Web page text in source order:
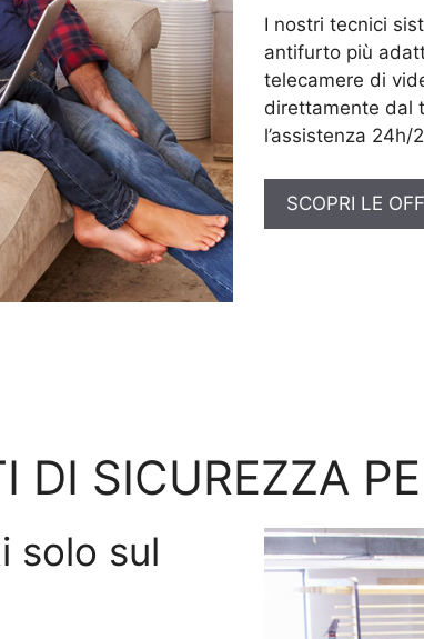
I nostri tecnici
antifurto più
telecamere di
direttamente dal
l’assistenza
SCOPRI LE
DI SICUREZZA
solo sul